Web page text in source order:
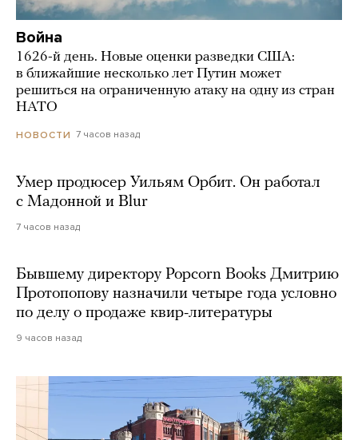
Война
1626-й день. Новые оценки разведки США:
в ближайшие несколько лет Путин может
решиться на ограниченную атаку на одну из стран
НАТО
НОВОСТИ 7 часов назад
Умер продюсер Уильям Орбит. Он работал
с Мадонной и Blur
7 часов назад
Бывшему директору Popcorn Books Дмитрию
Протопопову назначили четыре года условно
по делу о продаже квир-литературы
9 часов назад